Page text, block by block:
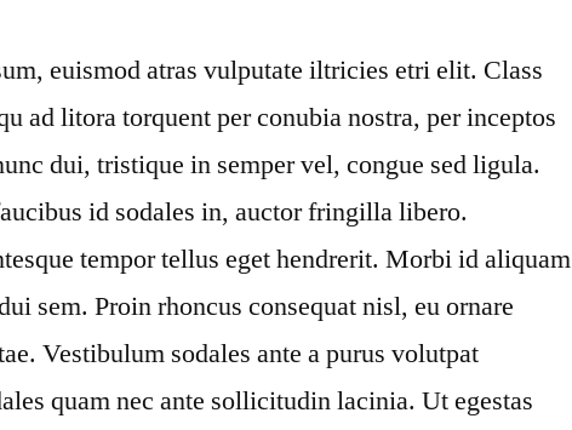
euismod atras vulputate iltricies etri elit. Class
ad litora torquent per conubia nostra, per inceptos
dui, tristique in semper vel, congue sed ligula.
id sodales in, auctor fringilla libero.
tempor tellus eget hendrerit. Morbi id aliquam
sem. Proin rhoncus consequat nisl, eu ornare
Vestibulum sodales ante a purus volutpat
quam nec ante sollicitudin lacinia. Ut egestas